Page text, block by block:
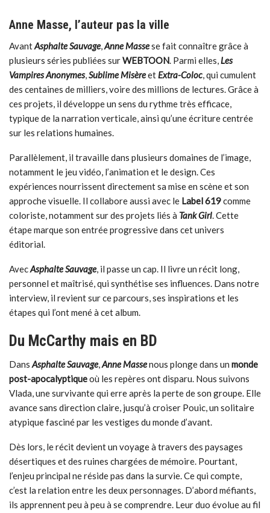
Anne Masse, l’auteur pas la ville
AvantAsphalte Sauvage,Anne Massese fait connaître grâce à
plusieurs séries publiées surWEBTOON. Parmi elles,Les
Vampires Anonymes,Sublime MisèreetExtra-Coloc, qui cumulent
des centaines de milliers, voire des millions de lectures. Grâce à
ces projets, il développe un sens du rythme très efficace,
typique de la narration verticale, ainsi qu’une écriture centrée
sur les relations humaines.
Parallèlement, il travaille dans plusieurs domaines de l’image,
notamment le jeu vidéo, l’animation et le design. Ces
expériences nourrissent directement sa mise en scène et son
approche visuelle. Il collabore aussi avec le Label 619comme
coloriste, notamment sur des projets liés à Tank Girl. Cette
étape marque son entrée progressive dans cet univers
éditorial.
AvecAsphalte Sauvage, il passe un cap. Il livre un récit long,
personnel et maîtrisé, qui synthétise ses influences. Dans notre
interview, il revient sur ce parcours, ses inspirations et les
étapes qui l’ont mené à cet album.
Du McCarthy mais en BD
Dans Asphalte Sauvage,Anne Massenous plonge dans un monde
post-apocalyptiqueoù les repères ont disparu. Nous suivons
Vlada, une survivante qui erre après la perte de son groupe. Elle
avance sans direction claire, jusqu’à croiser Pouic, un solitaire
atypique fasciné par les vestiges du monde d’avant.
Dès lors, le récit devient un voyage à travers des paysages
désertiques et des ruines chargées de mémoire. Pourtant,
l’enjeu principal ne réside pas dans la survie. Ce qui compte,
c’est la relation entre les deux personnages. D’abord méfiants,
ils apprennent peu à peu à se comprendre. Leur duo évolue au fil